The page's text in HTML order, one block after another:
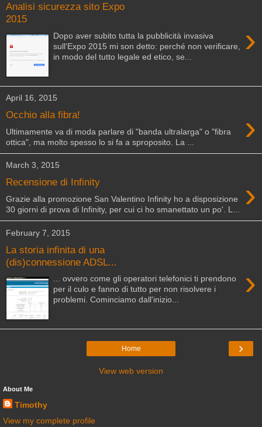
Analisi sicurezza sito Expo
2015
›
Dopo aver subito tutta la pubblicità invasiva
sull'Expo 2015 mi son detto: perché non verificare,
in modo del tutto legale ed etico, se...
April 16, 2015
Occhio alla fibra! ›
Ultimamente va di moda parlare di "banda ultralarga" o "fibra
ottica", ma molto spesso lo si fa a sproposito. La ...
March 3, 2015
Recensione di Infinity ›
Grazie alla promozione San Valentino Infinity ho a disposizione
30 giorni di prova di Infinity, per cui ci ho smanettato un po'. L...
February 7, 2015
La storia infinita di una
(dis)connessione ADSL...
›
... ovvero come gli operatori telefonici ti prendono
per il culo e fanno di tutto per non risolvere i
problemi. Cominciamo dall'inizio...
›
Home
View web version
About Me
Timothy
View my complete profile